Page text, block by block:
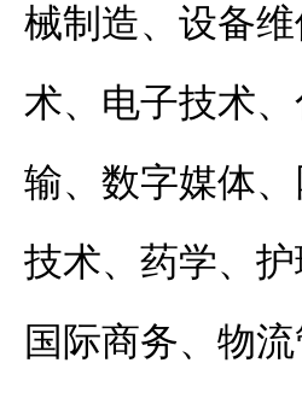
械制造、设备
术、电子技术
输、数字媒体
技术、药学、
国际商务、物